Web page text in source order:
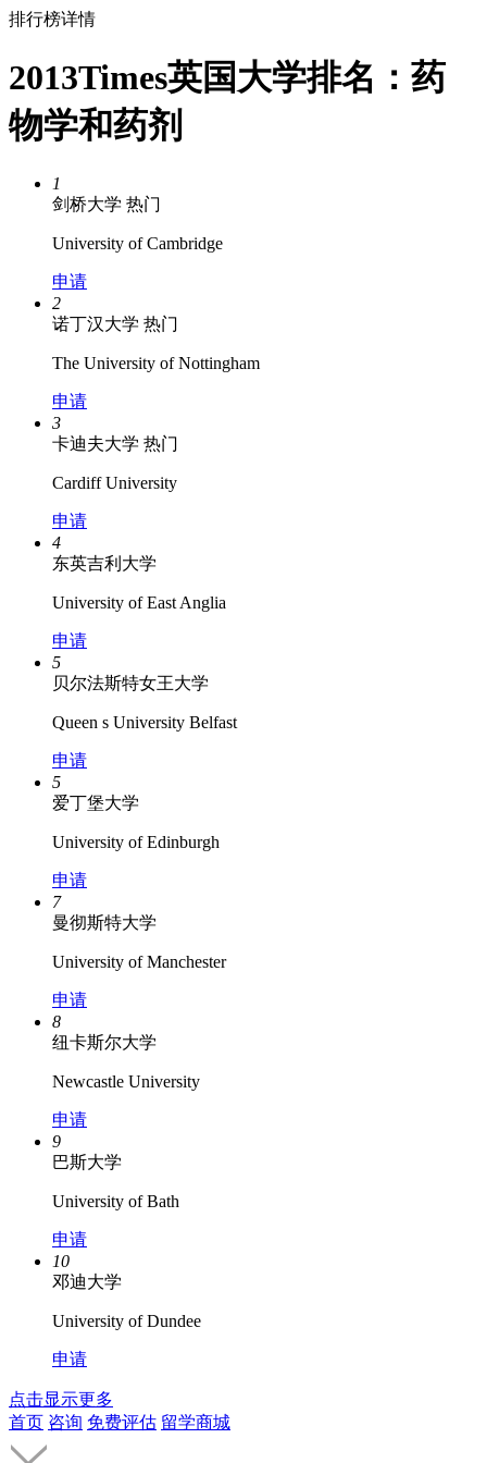
排行榜详情
2013Times英国大学排名：药
物学和药剂
1
剑桥大学 热门
University of Cambridge
申请
2
诺丁汉大学 热门
The University of Nottingham
申请
3
卡迪夫大学 热门
Cardiff University
申请
4
东英吉利大学
University of East Anglia
申请
5
贝尔法斯特女王大学
Queen s University Belfast
申请
5
爱丁堡大学
University of Edinburgh
申请
7
曼彻斯特大学
University of Manchester
申请
8
纽卡斯尔大学
Newcastle University
申请
9
巴斯大学
University of Bath
申请
10
邓迪大学
University of Dundee
申请
点击显示更多
首页 咨询 免费评估 留学商城